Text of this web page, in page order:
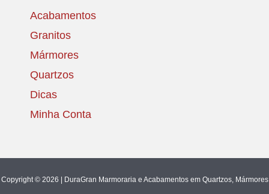
Acabamentos
Granitos
Mármores
Quartzos
Dicas
Minha Conta
Copyright © 2026 | DuraGran Marmoraria e Acabamentos em Quartzos, Mármores